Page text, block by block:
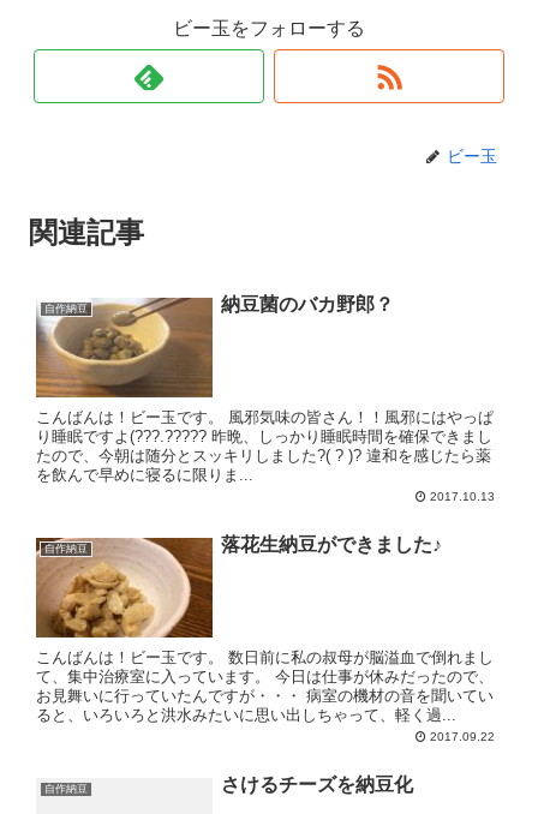
ビー玉をフォローする
ビー玉
関連記事
自作納豆 納豆菌のバカ野郎？
こんばんは！ビー玉です。 風邪気味の皆さん！！風邪にはやっぱ
り睡眠ですよ(???.????? 昨晩、しっかり睡眠時間を確保できまし
たので、今朝は随分とスッキリしました?( ? )? 違和を感じたら薬
を飲んで早めに寝るに限りま...
2017.10.13
自作納豆 落花生納豆ができました♪
こんばんは！ビー玉です。 数日前に私の叔母が脳溢血で倒れまし
て、集中治療室に入っています。 今日は仕事が休みだったので、
お見舞いに行っていたんですが・・・ 病室の機材の音を聞いてい
ると、いろいろと洪水みたいに思い出しちゃって、軽く過...
2017.09.22
自作納豆 さけるチーズを納豆化